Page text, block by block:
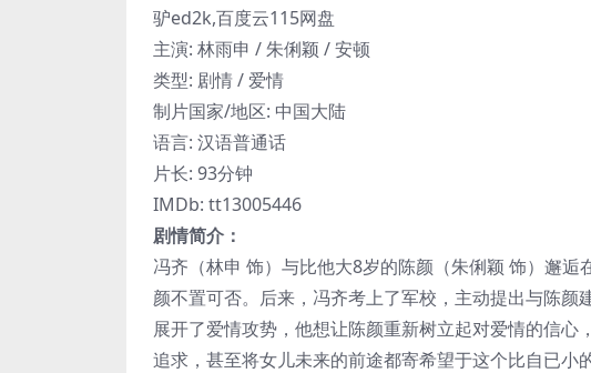
驴ed2k,百度云115网盘
主演: 林雨申 / 朱俐颖 / 安顿
类型: 剧情 / 爱情
制片国家/地区: 中国大陆
语言: 汉语普通话
片长: 93分钟
IMDb: tt13005446
剧情简介：
冯齐（林申 饰）与比他大8岁的陈颜（朱俐颖 饰）邂
颜不置可否。后来，冯齐考上了军校，主动提出与陈
展开了爱情攻势，他想让陈颜重新树立起对爱情的信
追求，甚至将女儿未来的前途都寄希望于这个比自已